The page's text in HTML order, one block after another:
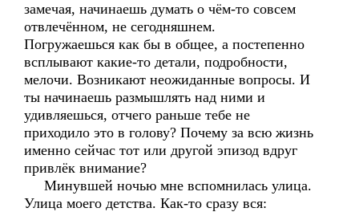
замечая, начинаешь думать о чём-то совсем
отвлечённом, не сегодняшнем.
Погружаешься как бы в общее, а постепенно
всплывают какие-то детали, подробности,
мелочи. Возникают неожиданные вопросы. И
ты начинаешь размышлять над ними и
удивляешься, отчего раньше тебе не
приходило это в голову? Почему за всю жизнь
именно сейчас тот или другой эпизод вдруг
привлёк внимание?
Минувшей ночью мне вспомнилась улица.
Улица моего детства. Как-то сразу вся: